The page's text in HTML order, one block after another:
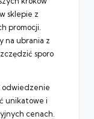
sklepie z
promocji.
na ubrania z
sporo
odwiedzenie
unikatowe i
cenach.